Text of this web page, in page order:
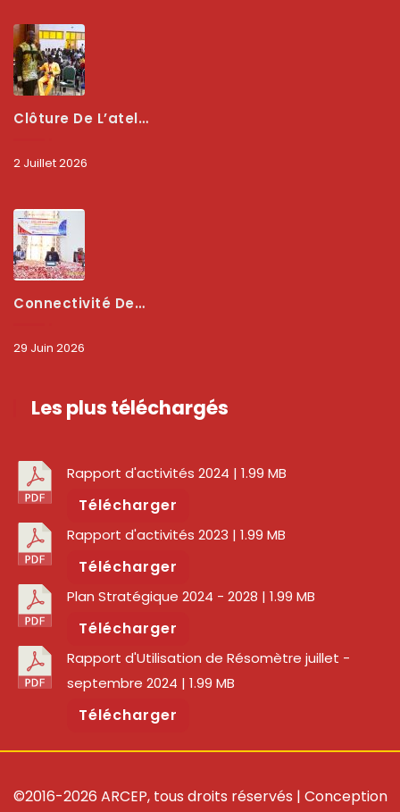
Clôture De L’atelier National : L’ARCEP Et Les Collectivités Territoriales Consolident Leur Partenariat Pour Booster La Qualité Des Services Numériques
2 Juillet 2026
Connectivité Des Territoires : L’ARCEP Et Les Collectivités Territoriales Scellent Un Pacte Stratégique À Bobo-Dioulasso Pour Booster La Qualité Des Réseaux
29 Juin 2026
Les plus téléchargés
Rapport d'activités 2024 | 1.99 MB
Télécharger
Rapport d'activités 2023 | 1.99 MB
Télécharger
Plan Stratégique 2024 - 2028 | 1.99 MB
Télécharger
Rapport d'Utilisation de Résomètre juillet -
septembre 2024 | 1.99 MB
Télécharger
©2016-2026 ARCEP, tous droits réservés | Conception